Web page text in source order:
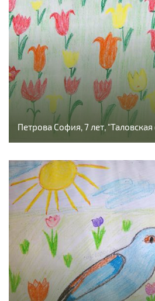
Петрова София, 7 лет, "Таловская